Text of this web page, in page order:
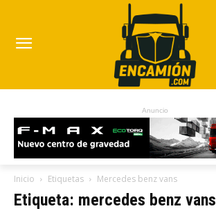
Anuncio
Inicio Etiquetas Mercedes benz vans
Etiqueta: mercedes benz vans